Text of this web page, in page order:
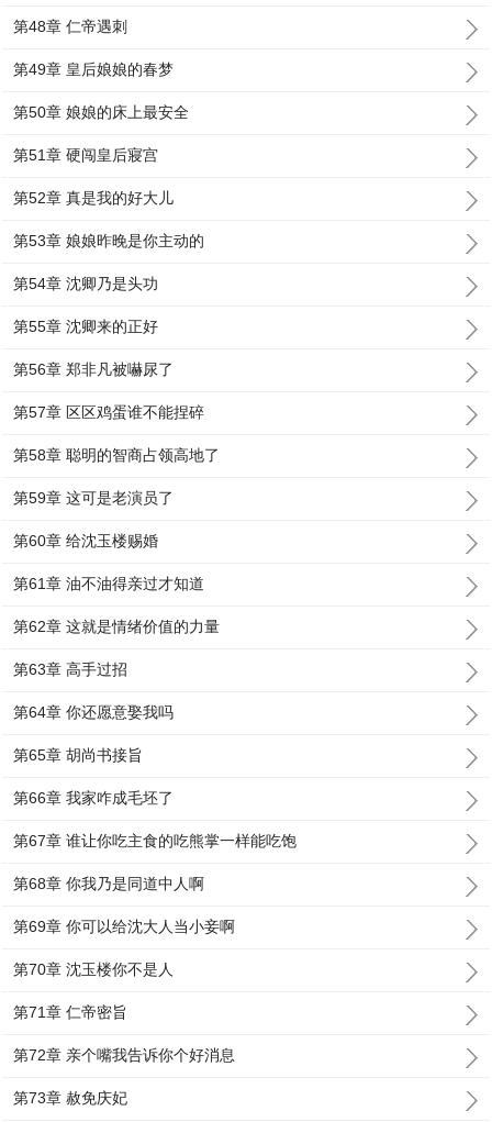
第48章 仁帝遇刺
第49章 皇后娘娘的春梦
第50章 娘娘的床上最安全
第51章 硬闯皇后寢宫
第52章 真是我的好大儿
第53章 娘娘昨晚是你主动的
第54章 沈卿乃是头功
第55章 沈卿来的正好
第56章 郑非凡被嚇尿了
第57章 区区鸡蛋谁不能捏碎
第58章 聪明的智商占领高地了
第59章 这可是老演员了
第60章 给沈玉楼赐婚
第61章 油不油得亲过才知道
第62章 这就是情绪价值的力量
第63章 高手过招
第64章 你还愿意娶我吗
第65章 胡尚书接旨
第66章 我家咋成毛坯了
第67章 谁让你吃主食的吃熊掌一样能吃饱
第68章 你我乃是同道中人啊
第69章 你可以给沈大人当小妾啊
第70章 沈玉楼你不是人
第71章 仁帝密旨
第72章 亲个嘴我告诉你个好消息
第73章 赦免庆妃